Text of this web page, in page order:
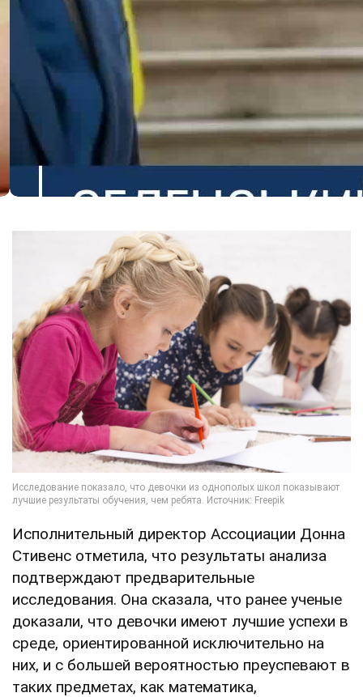
Исполнительный директор Ассоциации Донна
Стивенс отметила, что результаты анализа
подтверждают предварительные
исследования. Она сказала, что ранее ученые
доказали, что девочки имеют лучшие успехи в
среде, ориентированной исключительно на
них, и с большей вероятностью преуспевают в
таких предметах, как математика,